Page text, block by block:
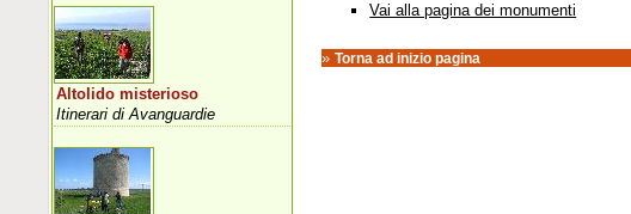
Vai alla pagina dei monumenti
»Torna ad inizio pagina
Altolido misterioso
Itinerari di Avanguardie